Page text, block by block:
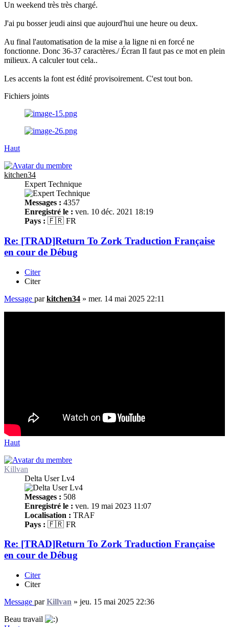
Un weekend très très chargé.
J'ai pu bosser jeudi ainsi que aujourd'hui une heure ou deux.
Au final l'automatisation de la mise a la ligne ni en forcé ne
fonctionne. Donc 36-37 caractères./ Écran Il faut pas ce mot en plein
milieux. A calculer tout cela..
Les accents la font est édité provisoirement. C'est tout bon.
Fichiers joints
Haut
kitchen34
Expert Technique
Messages : 4357
Enregistré le : ven. 10 déc. 2021 18:19
Pays : 🇫🇷 FR
Re: [TRAD]Return To Zork Traduction Française
en cour de Débug
Citer
Citer
Message parkitchen34 » mer. 14 mai 2025 22:11
Haut
Killvan
Delta User Lv4
Messages : 508
Enregistré le : ven. 19 mai 2023 11:07
Localisation : TRAF
Pays : 🇫🇷 FR
Re: [TRAD]Return To Zork Traduction Française
en cour de Débug
Citer
Citer
Message parKillvan » jeu. 15 mai 2025 22:36
Beau travail